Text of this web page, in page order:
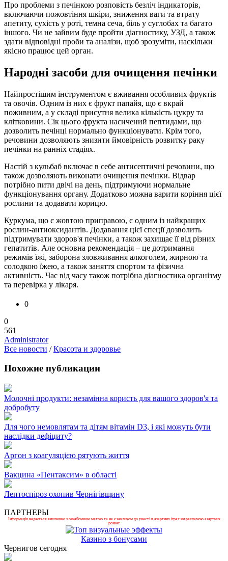
Про проблеми з печінкою розповість безліч індикаторів,
включаючи пожовтіння шкіри, зниження ваги та втрату
апетиту, сухість у роті, темна сеча, біль у суглобах та багато
іншого. Чи не зайвим буде пройти діагностику, УЗД, а також
здати відповідні проби та аналізи, щоб зрозуміти, наскільки
якісно працює цей орган.
Народні засоби для очищення печінки
Найпростішим інструментом є вживання особливих фруктів
та овочів. Одним із них є фрукт папайя, що є вкрай
поживним, а у складі присутня велика кількість цукру та
клітковини. Сік цього фрукта насичений пептидами, що
дозволить печінці нормально функціонувати. Крім того,
речовини дозволяють знизити ймовірність розвитку раку
печінки на ранніх стадіях.
Настій з кульбаб включає в себе антисептичні речовини, що
також дозволяють виконати очищення печінки. Відвар
потрібно пити двічі на день, підтримуючи нормальне
функціонування органу. Додатково можна варити коріння цієї
рослини та додавати корицю.
Куркума, що є жовтою приправою, є одним із найкращих
рослин-антиоксидантів. Додавання цієї спеції дозволить
підтримувати здоров'я печінки, а також захищає її від різних
гепатитів. Але основна рекомендація – це дотримання
режимів їжі, заборона зловживання алкоголем, жирною та
солодкою їжею, а також заняття спортом та фізична
активність. Час від часу також потрібна діагностика організму
та перевірка у лікаря.
0
0
561
Administrator
Все новости /Красота и здоровье
Похожие публикации
Молочні продукти: незамінна користь для вашого здоров'я та
добробуту
Для чого немовлятам та дітям вітамін D3, і які можуть бути
наслідки дефіциту?
Аргон з коагуляцією рятують життя
Вакцина «Пентаксим» в області
Лептоспіроз охопив Чернігівщину
ПАРТНЕРЫ
Інформація надається виключно з ознайомчою метою та не є закликом до участі в азартних іграх чи рекламою азартних
розваг.
Казино з бонусами
Чернигов сегодня